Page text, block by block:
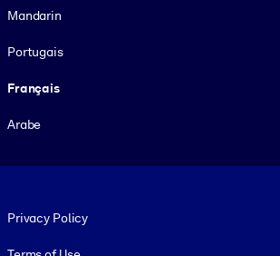
Mandarin
Portugais
Français
Arabe
Privacy Policy